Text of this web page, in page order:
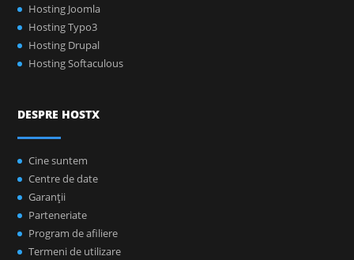
Hosting Joomla
Hosting Typo3
Hosting Drupal
Hosting Softaculous
DESPRE HOSTX
Cine suntem
Centre de date
Garanţii
Parteneriate
Program de afiliere
Termeni de utilizare